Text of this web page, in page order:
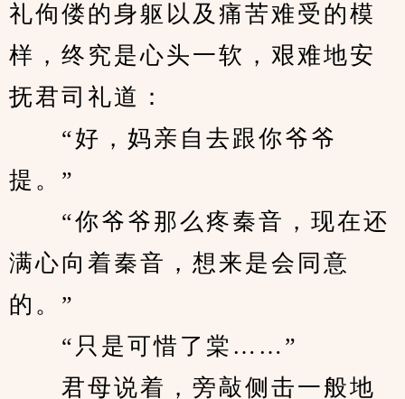
礼佝偻的身躯以及痛苦难受的模
样，终究是心头一软，艰难地安
抚君司礼道：
“好，妈亲自去跟你爷爷
提。”
“你爷爷那么疼秦音，现在还
满心向着秦音，想来是会同意
的。”
“只是可惜了棠……”
君母说着，旁敲侧击一般地